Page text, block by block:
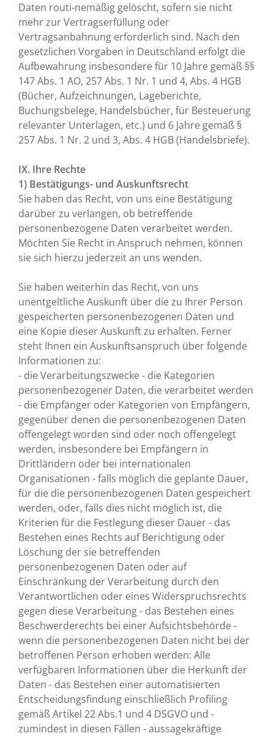
Daten routi-nemäßig gelöscht, sofern sie nicht
mehr zur Vertragserfüllung oder
Vertragsanbahnung erforderlich sind. Nach den
gesetzlichen Vorgaben in Deutschland erfolgt die
Aufbewahrung insbesondere für 10 Jahre gemäß §§
147 Abs. 1 AO, 257 Abs. 1 Nr. 1 und 4, Abs. 4 HGB
(Bücher, Aufzeichnungen, Lageberichte,
Buchungsbelege, Handelsbücher, für Besteuerung
relevanter Unterlagen, etc.) und 6 Jahre gemäß §
257 Abs. 1 Nr. 2 und 3, Abs. 4 HGB (Handelsbriefe).
IX. Ihre Rechte
1) Bestätigungs- und Auskunftsrecht
Sie haben das Recht, von uns eine Bestätigung
darüber zu verlangen, ob betreffende
personenbezogene Daten verarbeitet werden.
Möchten Sie Recht in Anspruch nehmen, können
sie sich hierzu jederzeit an uns wenden.
Sie haben weiterhin das Recht, von uns
unentgeltliche Auskunft über die zu Ihrer Person
gespeicherten personenbezogenen Daten und
eine Kopie dieser Auskunft zu erhalten. Ferner
steht Ihnen ein Auskunftsanspruch über folgende
Informationen zu:
- die Verarbeitungszwecke - die Kategorien
personenbezogener Daten, die verarbeitet werden
- die Empfänger oder Kategorien von Empfängern,
gegenüber denen die personenbezogenen Daten
offengelegt worden sind oder noch offengelegt
werden, insbesondere bei Empfängern in
Drittländern oder bei internationalen
Organisationen - falls möglich die geplante Dauer,
für die die personenbezogenen Daten gespeichert
werden, oder, falls dies nicht möglich ist, die
Kriterien für die Festlegung dieser Dauer - das
Bestehen eines Rechts auf Berichtigung oder
Löschung der sie betreffenden
personenbezogenen Daten oder auf
Einschränkung der Verarbeitung durch den
Verantwortlichen oder eines Widerspruchsrechts
gegen diese Verarbeitung - das Bestehen eines
Beschwerderechts bei einer Aufsichtsbehörde -
wenn die personenbezogenen Daten nicht bei der
betroffenen Person erhoben werden: Alle
verfügbaren Informationen über die Herkunft der
Daten - das Bestehen einer automatisierten
Entscheidungsfindung einschließlich Profiling
gemäß Artikel 22 Abs.1 und 4 DSGVO und -
zumindest in diesen Fällen - aussagekräftige